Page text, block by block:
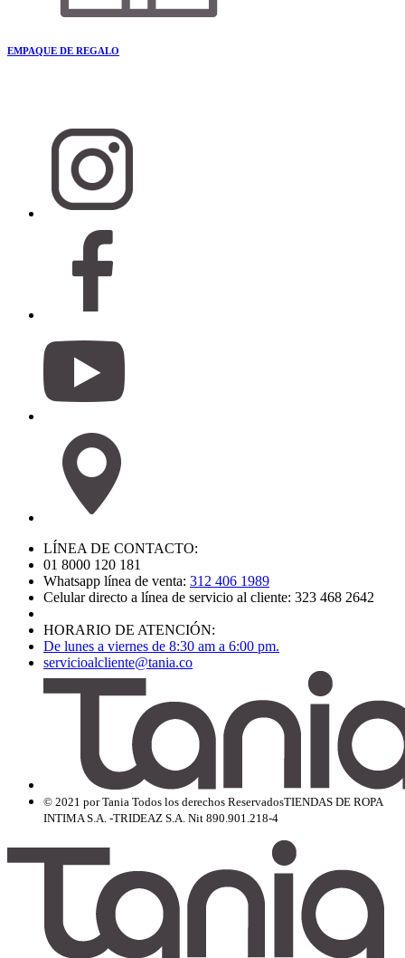
EMPAQUE DE REGALO
LÍNEA DE CONTACTO:
01 8000 120 181
Whatsapp línea de venta: 312 406 1989
Celular directo a línea de servicio al cliente: 323 468 2642
HORARIO DE ATENCIÓN:
De lunes a viernes de 8:30 am a 6:00 pm.
servicioalcliente@tania.co
© 2021 por Tania Todos los derechos ReservadosTIENDAS DE ROPA
INTIMA S.A. -TRIDEAZ S.A. Nit 890.901.218-4